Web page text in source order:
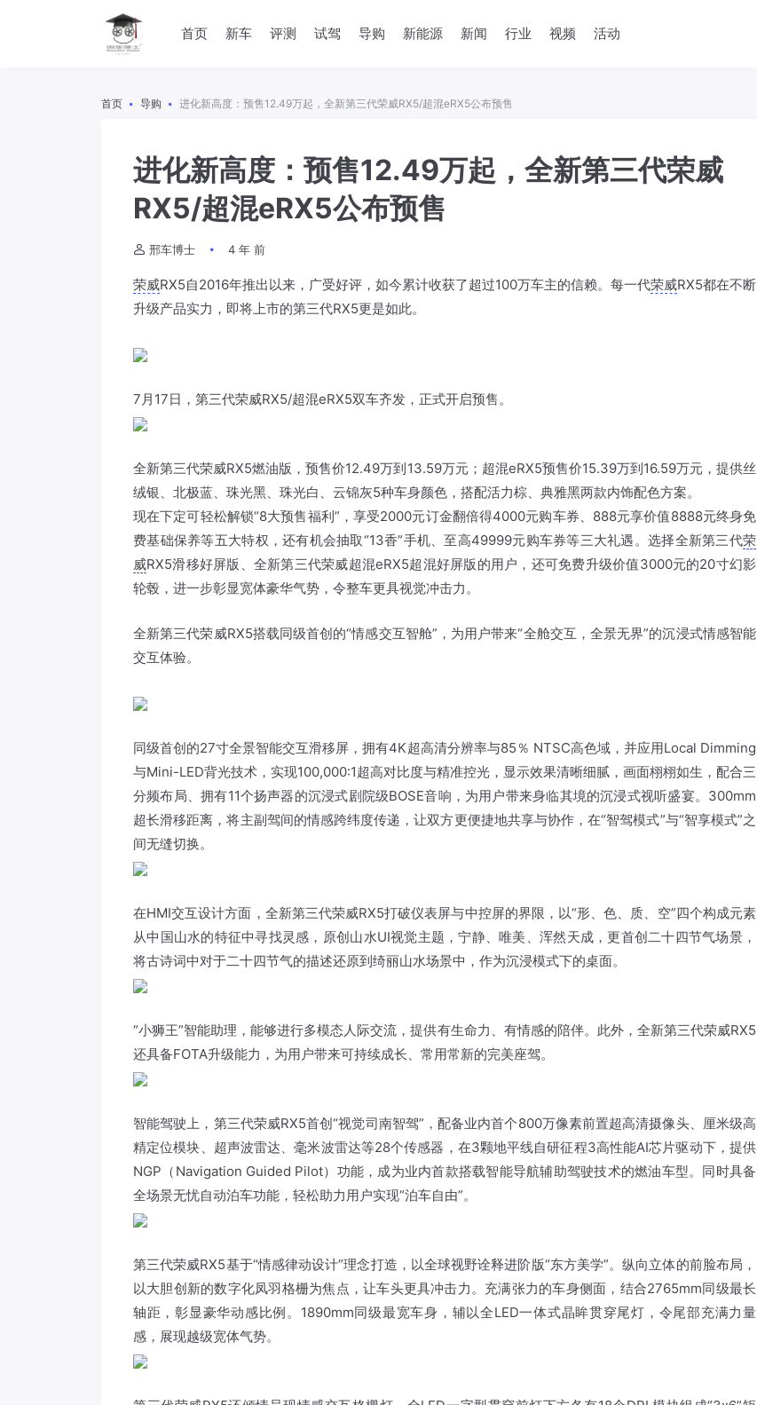
首页 新车 评测 试驾 导购 新能源 新闻 行业 视频 活动
首页 导购 进化新高度：预售12.49万起，全新第三代荣威RX5/超混eRX5公布预售
进化新高度：预售12.49万起，全新第三代荣威
RX5/超混eRX5公布预售
邢车博士 4 年 前
荣威RX5自2016年推出以来，广受好评，如今累计收获了超过100万车主的信赖。每一代荣威RX5都在不断
升级产品实力，即将上市的第三代RX5更是如此。
7月17日，第三代荣威RX5/超混eRX5双车齐发，正式开启预售。
全新第三代荣威RX5燃油版，预售价12.49万到13.59万元；超混eRX5预售价15.39万到16.59万元，提供丝
绒银、北极蓝、珠光黑、珠光白、云锦灰5种车身颜色，搭配活力棕、典雅黑两款内饰配色方案。
现在下定可轻松解锁“8大预售福利”，享受2000元订金翻倍得4000元购车券、888元享价值8888元终身免
费基础保养等五大特权，还有机会抽取“13香”手机、至高49999元购车券等三大礼遇。选择全新第三代荣
威RX5滑移好屏版、全新第三代荣威超混eRX5超混好屏版的用户，还可免费升级价值3000元的20寸幻影
轮毂，进一步彰显宽体豪华气势，令整车更具视觉冲击力。
全新第三代荣威RX5搭载同级首创的“情感交互智舱”，为用户带来“全舱交互，全景无界”的沉浸式情感智能
交互体验。
同级首创的27寸全景智能交互滑移屏，拥有4K超高清分辨率与85％ NTSC高色域，并应用Local Dimming
与Mini-LED背光技术，实现100,000:1超高对比度与精准控光，显示效果清晰细腻，画面栩栩如生，配合三
分频布局、拥有11个扬声器的沉浸式剧院级BOSE音响，为用户带来身临其境的沉浸式视听盛宴。300mm
超长滑移距离，将主副驾间的情感跨纬度传递，让双方更便捷地共享与协作，在“智驾模式”与“智享模式”之
间无缝切换。
在HMI交互设计方面，全新第三代荣威RX5打破仪表屏与中控屏的界限，以“形、色、质、空”四个构成元素
从中国山水的特征中寻找灵感，原创山水UI视觉主题，宁静、唯美、浑然天成，更首创二十四节气场景，
将古诗词中对于二十四节气的描述还原到绮丽山水场景中，作为沉浸模式下的桌面。
“小狮王”智能助理，能够进行多模态人际交流，提供有生命力、有情感的陪伴。此外，全新第三代荣威RX5
还具备FOTA升级能力，为用户带来可持续成长、常用常新的完美座驾。
智能驾驶上，第三代荣威RX5首创“视觉司南智驾”，配备业内首个800万像素前置超高清摄像头、厘米级高
精定位模块、超声波雷达、毫米波雷达等28个传感器，在3颗地平线自研征程3高性能AI芯片驱动下，提供
NGP（Navigation Guided Pilot）功能，成为业内首款搭载智能导航辅助驾驶技术的燃油车型。同时具备
全场景无忧自动泊车功能，轻松助力用户实现“泊车自由”。
第三代荣威RX5基于“情感律动设计”理念打造，以全球视野诠释进阶版“东方美学”。纵向立体的前脸布局，
以大胆创新的数字化凤羽格栅为焦点，让车头更具冲击力。充满张力的车身侧面，结合2765mm同级最长
轴距，彰显豪华动感比例。1890mm同级最宽车身，辅以全LED一体式晶眸贯穿尾灯，令尾部充满力量
感，展现越级宽体气势。